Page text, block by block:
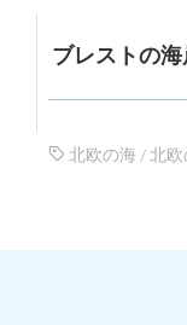
ブレストの
北欧の海/ 北